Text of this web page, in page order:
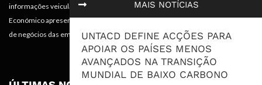
MAIS NOTÍCIAS
UNTACD DEFINE ACÇÕES PARA
APOIAR OS PAÍSES MENOS
AVANÇADOS NA TRANSIÇÃO
MUNDIAL DE BAIXO CARBONO
informações veiculadas nos diferentes meios do projecto. Portanto, o
Económico apresenta valências importantes para os objectivos institucionais e
de negócios das empresas.